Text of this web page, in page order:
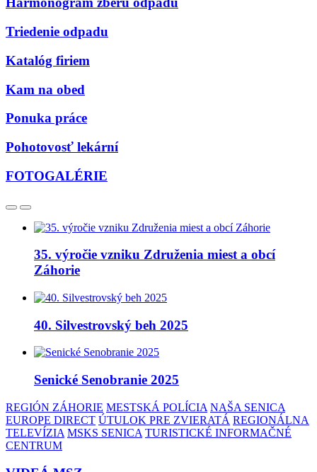
Triedenie odpadu
Katalóg firiem
Kam na obed
Ponuka práce
Pohotovosť lekární
FOTOGALÉRIE
35. výročie vzniku Združenia miest a obcí
Záhorie
40. Silvestrovský beh 2025
Senické Senobranie 2025
REGIÓN ZÁHORIE MESTSKÁ POLÍCIA NAŠA SENICA
EUROPE DIRECT ÚTULOK PRE ZVIERATÁ REGIONÁLNA
TELEVÍZIA MSKS SENICA TURISTICKÉ INFORMAČNÉ
CENTRUM